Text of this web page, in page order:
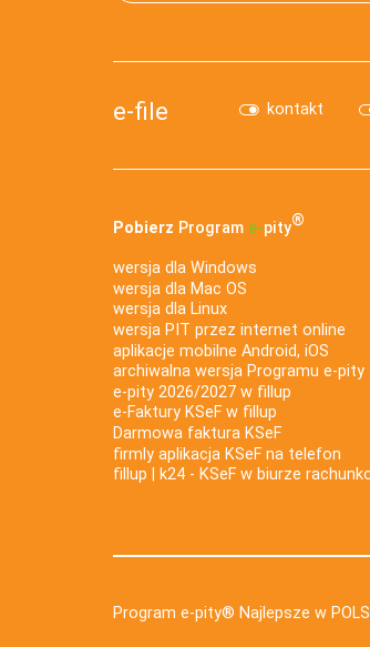
e-file kontakt
Pobierz Program e‑pity®
wersja dla Windows
wersja dla Mac OS
wersja dla Linux
wersja PIT przez internet online
aplikacje mobilne Android, iOS
archiwalna wersja Programu e-pity
e-pity 2026/2027 w fillup
e‑Faktury KSeF w fillup
Darmowa faktura KSeF
firmly aplikacja KSeF na telefon
fillup | k24 - KSeF w biurze
Program e-pity® Najlepsze w